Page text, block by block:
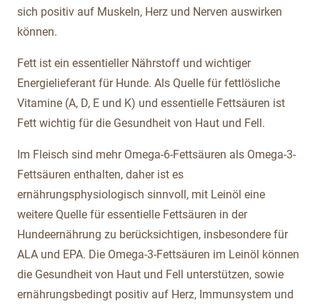
sich positiv auf Muskeln, Herz und Nerven auswirken
können.
Fett ist ein essentieller Nährstoff und wichtiger
Energielieferant für Hunde. Als Quelle für fettlösliche
Vitamine (A, D, E und K) und essentielle Fettsäuren ist
Fett wichtig für die Gesundheit von Haut und Fell.
Im Fleisch sind mehr Omega-6-Fettsäuren als Omega-3-
Fettsäuren enthalten, daher ist es
ernährungsphysiologisch sinnvoll, mit Leinöl eine
weitere Quelle für essentielle Fettsäuren in der
Hundeernährung zu berücksichtigen, insbesondere für
ALA und EPA. Die Omega-3-Fettsäuren im Leinöl können
die Gesundheit von Haut und Fell unterstützen, sowie
ernährungsbedingt positiv auf Herz, Immunsystem und